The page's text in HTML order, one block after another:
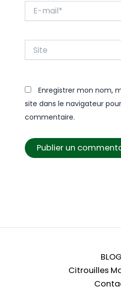
mail*
Enregistrer mon nom,
site dans le navigateur
commentaire.
BLOG
Citrouilles